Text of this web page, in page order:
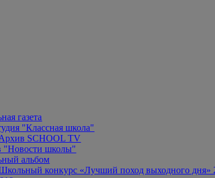
газета
"Классная школа"
SCHOOL TV
"Новости школы"
альбом
конкурс «Лучший поход выходного дня»